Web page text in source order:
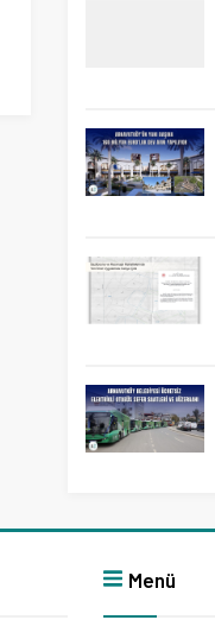
Menü